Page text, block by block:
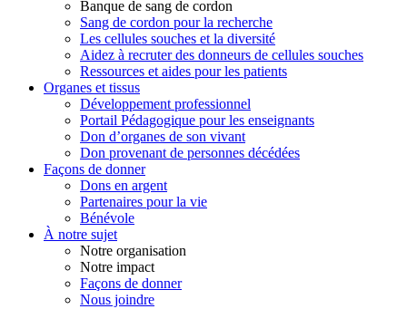
Banque de sang de cordon
Sang de cordon pour la recherche
Les cellules souches et la diversité
Aidez à recruter des donneurs de cellules souches
Ressources et aides pour les patients
Organes et tissus
Développement professionnel
Portail Pédagogique pour les enseignants
Don d’organes de son vivant
Don provenant de personnes décédées
Façons de donner
Dons en argent
Partenaires pour la vie
Bénévole
À notre sujet
Notre organisation
Notre impact
Façons de donner
Nous joindre